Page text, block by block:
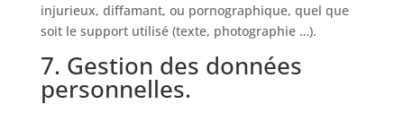
injurieux, diffamant, ou pornographique, quel que
soit le support utilisé (texte, photographie …).
7. Gestion des données
personnelles.